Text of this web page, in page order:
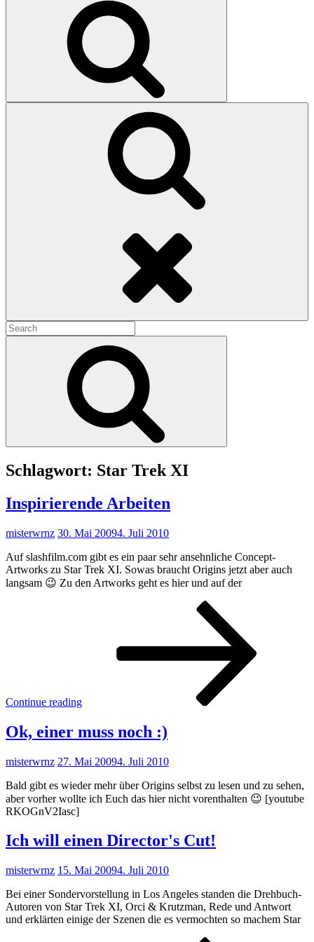
Search
for:
Schlagwort: Star Trek XI
Inspirierende Arbeiten
misterwrnz 30. Mai 20094. Juli 2010
Auf slashfilm.com gibt es ein paar sehr ansehnliche Concept-
Artworks zu Star Trek XI. Sowas braucht Origins jetzt aber auch
langsam 😉 Zu den Artworks geht es hier und auf der
Continue reading
Ok, einer muss noch :)
misterwrnz 27. Mai 20094. Juli 2010
Bald gibt es wieder mehr über Origins selbst zu lesen und zu sehen,
aber vorher wollte ich Euch das hier nicht vorenthalten 😉 [youtube
RKOGnV2Iasc]
Ich will einen Director's Cut!
misterwrnz 15. Mai 20094. Juli 2010
Bei einer Sondervorstellung in Los Angeles standen die Drehbuch-
Autoren von Star Trek XI, Orci & Krutzman, Rede und Antwort
und erklärten einige der Szenen die es vermochten so machem Star